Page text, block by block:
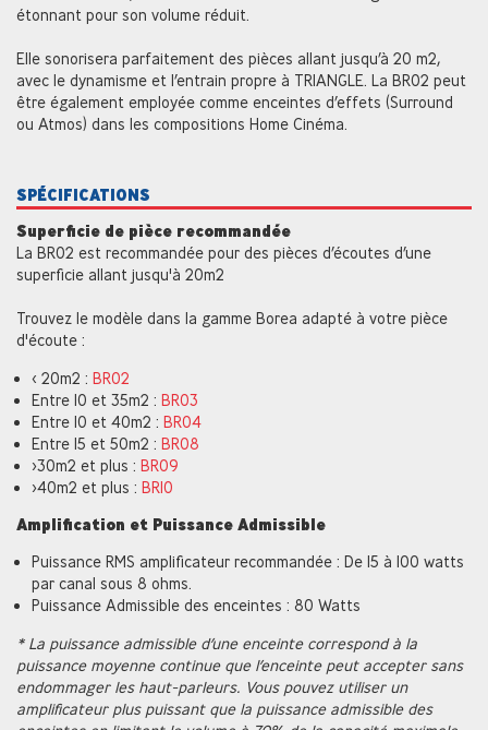
étonnant pour son volume réduit.
Elle sonorisera parfaitement des pièces allant jusqu’à 20 m2,
avec le dynamisme et l’entrain propre à TRIANGLE. La BR02 peut
être également employée comme enceintes d’effets (Surround
ou Atmos) dans les compositions Home Cinéma.
SPÉCIFICATIONS
Superficie de pièce recommandée
La BR02 est recommandée pour des pièces d’écoutes d’une
superficie allant jusqu'à 20m2
Trouvez le modèle dans la gamme Borea adapté à votre pièce
d'écoute :
< 20m2 :BR02
Entre 10 et 35m2 :BR03
Entre 10 et 40m2 :BR04
Entre 15 et 50m2 :BR08
>30m2 et plus :BR09
>40m2 et plus :BR10
Amplification et Puissance Admissible
Puissance RMS amplificateur recommandée : De 15 à 100 watts
par canal sous 8 ohms.
Puissance Admissible des enceintes : 80 Watts
* La puissance admissible d’une enceinte correspond à la
puissance moyenne continue que l’enceinte peut accepter sans
endommager les haut-parleurs. Vous pouvez utiliser un
amplificateur plus puissant que la puissance admissible des